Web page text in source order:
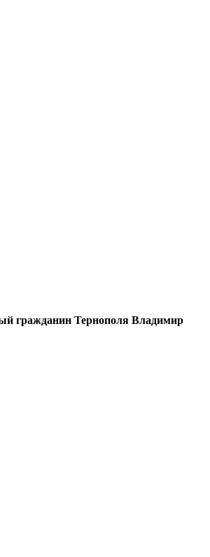
гражданин Тернополя Владимир